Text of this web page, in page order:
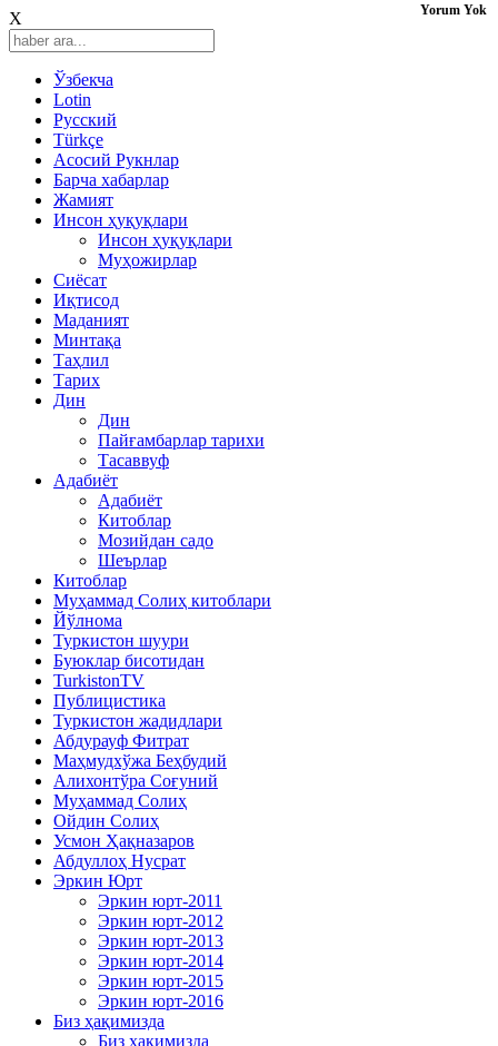
X
Ўзбекча
Lotin
Русский
Türkçe
Асосий Рукнлар
Барча хабарлар
Жамият
Инсон ҳуқуқлари
Инсон ҳуқуқлари
Муҳожирлар
Сиёсат
Иқтисод
Mаданият
Минтақа
Таҳлил
Тарих
Дин
Дин
Пайғамбарлар тарихи
Тасаввуф
Адабиёт
Адабиёт
Китоблар
Мозийдан садо
Шеърлар
Китоблар
Муҳаммад Солиҳ китоблари
Йўлнома
Туркистон шуури
Буюклар бисотидан
TurkistonTV
Публицистика
Туркистон жадидлари
Абдурауф Фитрат
Маҳмудхўжа Беҳбудий
Алихонтўра Соғуний
Муҳаммад Солиҳ
Ойдин Солиҳ
Усмон Ҳақназаров
Абдуллоҳ Нусрат
Эркин Юрт
Эркин юрт-2011
Эркин юрт-2012
Эркин юрт-2013
Эркин юрт-2014
Эркин юрт-2015
Эркин юрт-2016
Биз ҳақимизда
Биз ҳақимизда
Yorum Yok